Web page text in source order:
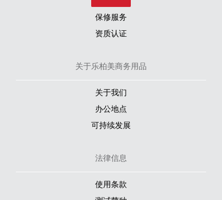
保修服务
资质认证
关于乐柏美商务用品
关于我们
办公地点
可持续发展
法律信息
使用条款